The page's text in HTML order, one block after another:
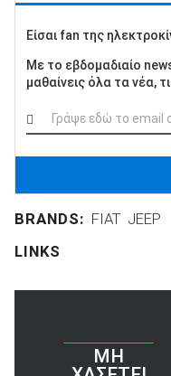
Είσαι fan της
Με το εβδομαδιαίο
μαθαίνεις όλα τα νέα,
BRANDS: FIAT JEEP
LINKS
ΜΗ